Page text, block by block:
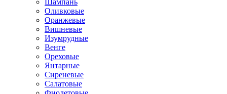
Шампань
Оливковые
Оранжевые
Вишневые
Изумрудные
Венге
Ореховые
Янтарные
Сиреневые
Салатовые